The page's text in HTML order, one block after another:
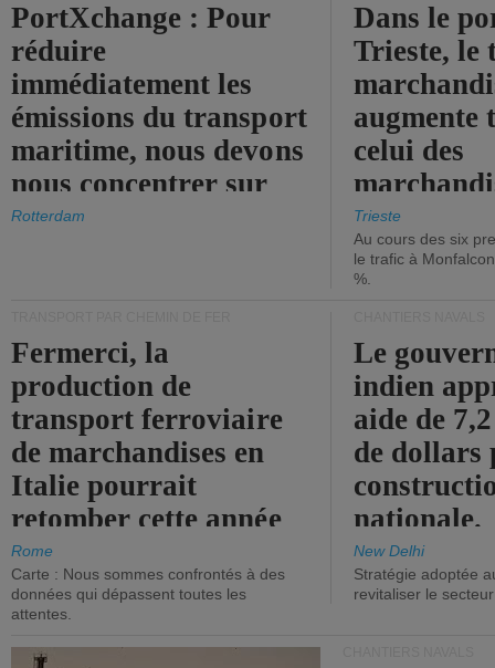
PortXchange : Pour
réduire
immédiatement les
émissions du transport
maritime, nous devons
nous concentrer sur
les ports.
Rotterdam
Dans le
Trieste, le
augmente
celui des
diminue.
Trieste
Au cours des six
le trafic à
%.
Fermerci, la
production de
transport ferroviaire
de marchandises en
Italie pourrait
retomber cette année
aux niveaux de 2015.
Rome
Carte : Nous sommes confrontés à des
données qui dépassent toutes les
attentes.
Le
indien
aide de
de dollars
nationale.
New Delhi
Stratégie adoptée
revitaliser le secteur